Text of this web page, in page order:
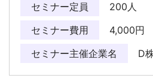
セミナー定員
200人
セミナー費用
4,000円
セミナー主催企業名
D